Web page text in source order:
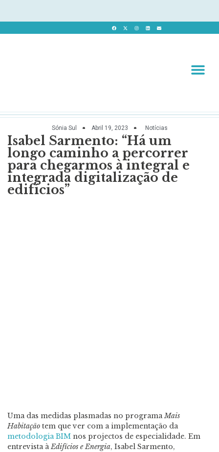
Sónia Sul Abril 19, 2023 Notícias
Isabel Sarmento: “Há um
longo caminho a percorrer
para chegarmos à integral e
integrada digitalização de
edifícios”
Uma das medidas plasmadas no programaMais
Habitação tem que ver com a implementação da
metodologia BIM nos projectos de especialidade. Em
entrevista àEdifícios e Energia, Isabel Sarmento,